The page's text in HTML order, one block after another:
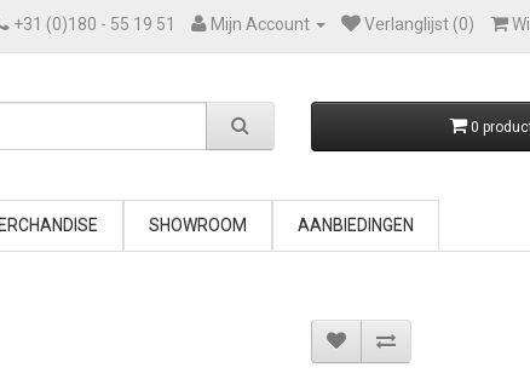
+31 (0)180 - 55 19 51 Mijn Account Verlanglijst (0)
0
SHOWROOM AANBIEDINGEN